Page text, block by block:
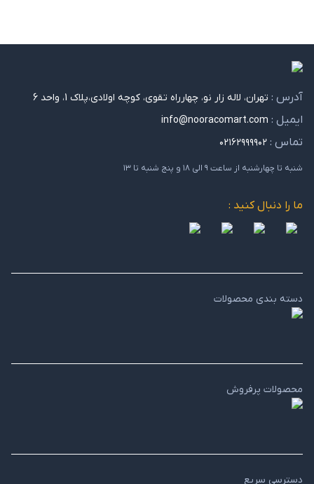
آدرس : تهران، لاله زار نو، چهارراه تقوی، کوچه اولادی،پلاک 1، واحد 6
ایمیل : info@nooracomart.com
تماس : ۰۲۱۶۲۹۹۹۹۰۲
شنبه تا چهارشنبه از ساعت ۹ الی ۱۸ و پنج شنبه تا ۱۳
ما را دنبال کنید :
دسته بندی محصولات
محصولات پرفروش
دسترسی سریع